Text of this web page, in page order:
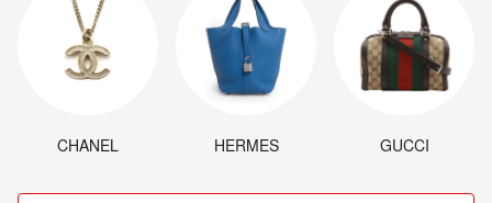
CHANEL HERMES GUCCI